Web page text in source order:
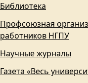
Библиотека
Профсоюзная
работников НГПУ
Научные журналы
Газета «Весь